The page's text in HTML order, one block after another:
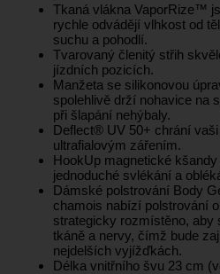
Tkaná vlákna VaporRize™
rychle odvádějí vlhkost od
suchu a pohodlí.
Tvarovaný členitý střih
jízdních pozicích.
Manžeta se silikonovou
spolehlivě drží nohavice na
při šlapání nehýbaly.
Deflect® UV 50+ chrání
ultrafialovým zářením.
HookUp magnetické
jednoduché svlékání a
Dámské polstrování Body
chamois nabízí polstrování
strategicky rozmístěno, aby
tkáně a nervy, čímž bude
nejdelších vyjížďkách.
Délka vnitřního švu 23 cm